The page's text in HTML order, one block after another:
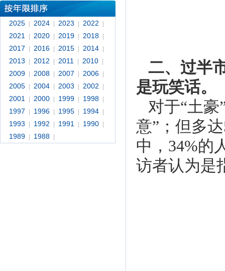
2025 2024 2023 2022
2021 2020 2019 2018
2017 2016 2015 2014
2013 2012 2011 2010
2009 2008 2007 2006
2005 2004 2003 2002
2001 2000 1999 1998
1997 1996 1995 1994
1993 1992 1991 1990
1989 1988
二、过半
是玩笑话。
对于“土豪
意”；但多
中，34%的
访者认为是